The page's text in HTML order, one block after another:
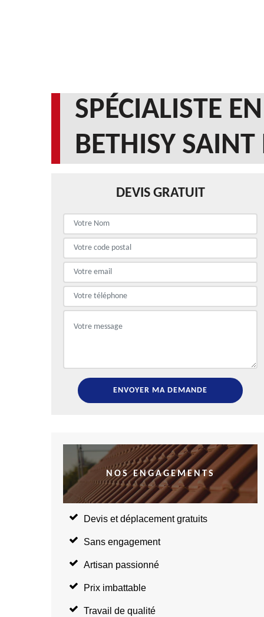
SPÉCIALISTE
BETHISY
DEVIS GRATUIT
NOS ENGAGEMENTS
Devis et déplacement gratuits
Sans engagement
Artisan passionné
Prix imbattable
Travail de qualité